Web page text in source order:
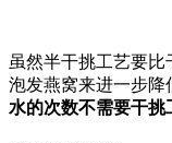
虽然半干挑工艺要
泡发燕窝来进一步降
水的次数不需要干挑